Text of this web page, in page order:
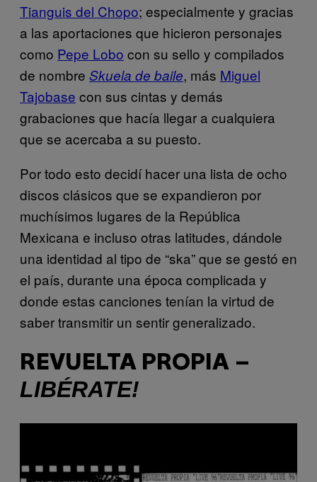
Tianguis del Chopo; especialmente y gracias
a las aportaciones que hicieron personajes
como Pepe Lobo con su sello y compilados
de nombre Skuela de baile, más Miguel
Tajobase con sus cintas y demás
grabaciones que hacía llegar a cualquiera
que se acercaba a su puesto.
Por todo esto decidí hacer una lista de ocho
discos clásicos que se expandieron por
muchísimos lugares de la República
Mexicana e incluso otras latitudes, dándole
una identidad al tipo de “ska” que se gestó en
el país, durante una época complicada y
donde estas canciones tenían la virtud de
saber transmitir un sentir generalizado.
REVUELTA PROPIA –
LIBÉRATE!
v